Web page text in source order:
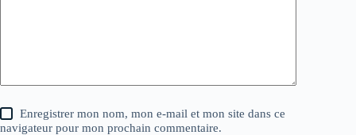
Enregistrer mon nom, mon e-mail et mon site dans ce
navigateur pour mon prochain commentaire.